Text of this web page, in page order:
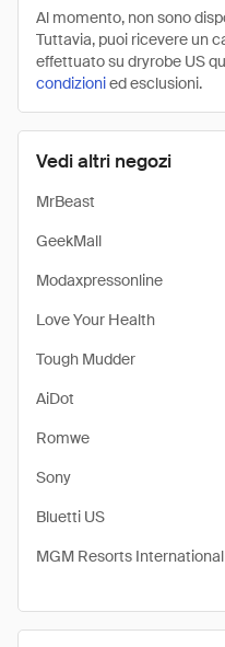
Vedi altri negozi
MrBeast
GeekMall
Modaxpressonline
Love Your Health
Tough Mudder
AiDot
Romwe
Sony
Bluetti US
MGM Resorts International
Al momento, non sono
Tuttavia, puoi ricevere un
effettuato su dryrobe US
condizionied esclusioni.